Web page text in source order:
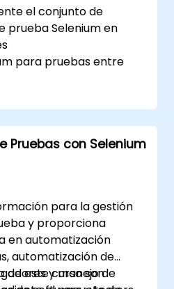
el conjunto de
prueba Selenium en
para pruebas entre
utilizando Selenium
de regresión con
Jenkins
Pruebas con Selenium
para la gestión
y proporciona
en automatización
automatización de
y manejo de
de este curso son